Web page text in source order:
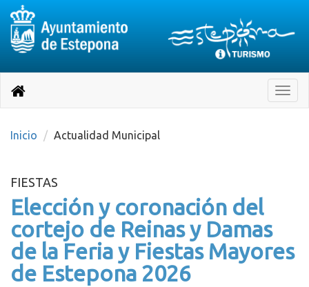
página
Toggle
Destino:
Volver
inicio
Inicio Actualidad Municipal
FIESTAS
Elección y coronación del
cortejo de Reinas y Damas
de la Feria y Fiestas Mayores
de Estepona 2026